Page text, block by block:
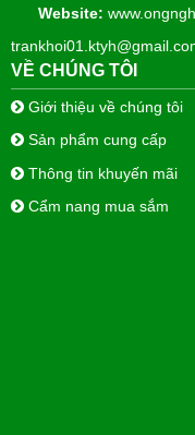
Website:
VỀ CHÚNG TÔI
Giới thiệu về chúng tôi
Sản phẩm cung cấp
Thông tin khuyến mãi
Cẩm nang mua sắm